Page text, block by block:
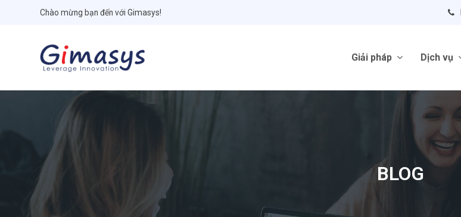
Chào mừng bạn đến với Gimasys!
Giải pháp Dịch vụ
BLOG